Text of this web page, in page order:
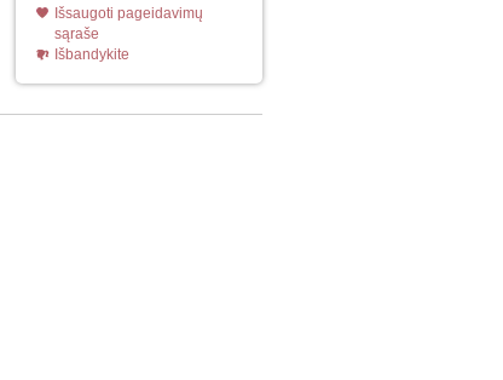
Išsaugoti pageidavimų
sąraše
Išbandykite